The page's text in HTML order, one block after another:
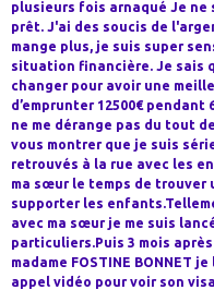
plusieurs fois arnaqué Je ne
prêt. J'ai des soucis de
mange plus, je suis super
situation financière. Je sais
changer pour avoir une
d’emprunter 12500€ pendant
ne me dérange pas du tout
vous montrer que je suis
retrouvés à la rue avec les
ma sœur le temps de trouver
supporter les
avec ma sœur je me suis
particuliers.Puis 3 mois
madame FOSTINE BONNET
appel vidéo pour voir son